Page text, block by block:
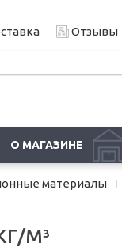
Отзывы
О МАГАЗИНЕ
материалы
М³